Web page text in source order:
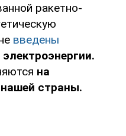
ракетно-
введены
электроэнергии.
на
страны.